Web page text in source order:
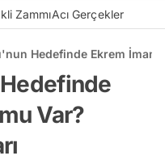
ZammıAcı Gerçekler
Hedefinde Ekrem
Var?